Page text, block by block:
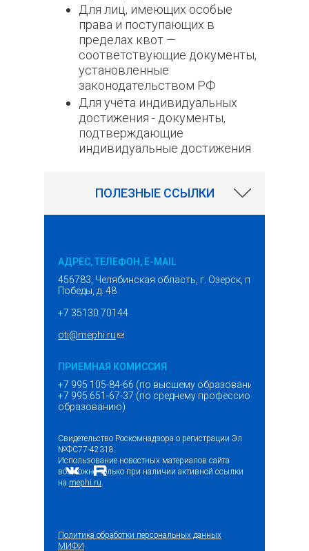
Для лиц, имеющих особые
права и поступающих в
пределах квот —
соответствующие документы,
установленные
законодательством РФ
Для учёта индивидуальных
достижения - документы,
подтверждающие
индивидуальные достижения
ПОЛЕЗНЫЕ ССЫЛКИ
АДРЕС, ТЕЛЕФОН, E-MAIL
456783, Челябинская область, г. Озерск, проспект
Победы, д. 48
+7 35130 70144
oti@mephi.ru(ссылка для отправки email)
ПРИЕМНАЯ КОМИССИЯ
+7 995 105-84-66 (по высшему образованию)
+7 995 651-67-37 (по среднему профессиональному
образованию)
Свидетельство Роскомнадзора о регистрации Эл
№ФС77-42318.
Использование новостных материалов сайта
возможно только при наличии активной ссылки
на mephi.ru.
Политика обработки персональных данных
МИФИ